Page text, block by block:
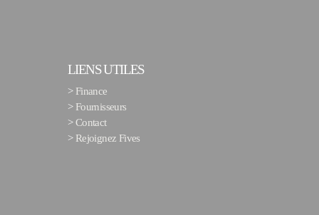
LIENS UTILES
> Finance
> Fournisseurs
>Contact
> Rejoignez Fives